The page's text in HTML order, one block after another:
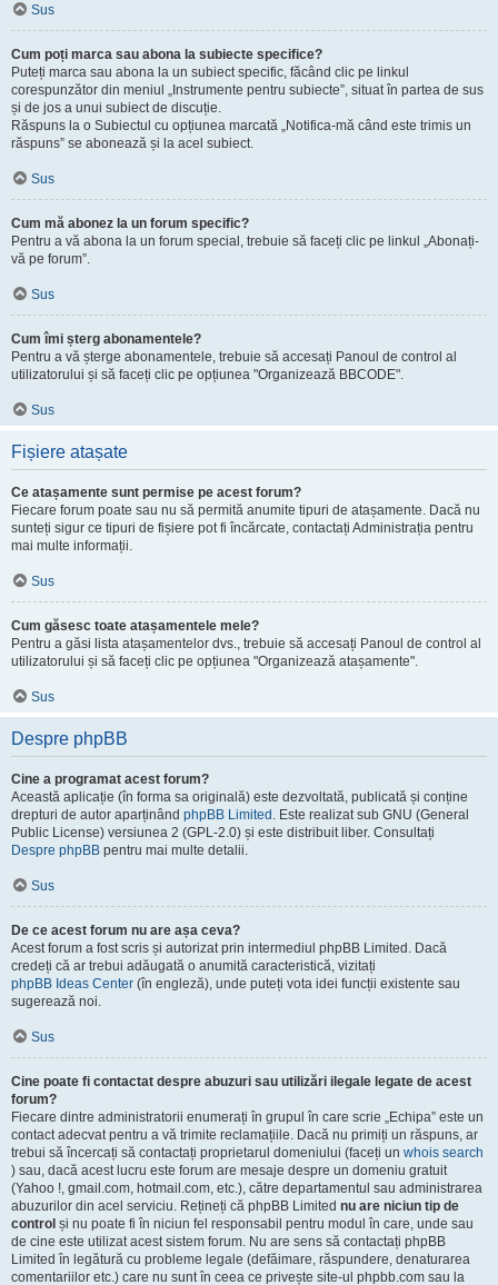
Sus
Cum poți marca sau abona la subiecte specifice?
Puteți marca sau abona la un subiect specific, făcând clic pe linkul
corespunzător din meniul „Instrumente pentru subiecte”, situat în partea de sus
și de jos a unui subiect de discuție.
Răspuns la o Subiectul cu opțiunea marcată „Notifica-mă când este trimis un
răspuns” se abonează și la acel subiect.
Sus
Cum mă abonez la un forum specific?
Pentru a vă abona la un forum special, trebuie să faceți clic pe linkul „Abonați-
vă pe forum”.
Sus
Cum îmi șterg abonamentele?
Pentru a vă șterge abonamentele, trebuie să accesați Panoul de control al
utilizatorului și să faceți clic pe opțiunea "Organizează BBCODE".
Sus
Fișiere atașate
Ce atașamente sunt permise pe acest forum?
Fiecare forum poate sau nu să permită anumite tipuri de atașamente. Dacă nu
sunteți sigur ce tipuri de fișiere pot fi încărcate, contactați Administrația pentru
mai multe informații.
Sus
Cum găsesc toate atașamentele mele?
Pentru a găsi lista atașamentelor dvs., trebuie să accesați Panoul de control al
utilizatorului și să faceți clic pe opțiunea "Organizează atașamente".
Sus
Despre phpBB
Cine a programat acest forum?
Această aplicație (în forma sa originală) este dezvoltată, publicată și conține
drepturi de autor aparținând phpBB Limited . Este realizat sub GNU (General
Public License) versiunea 2 (GPL-2.0) și este distribuit liber. Consultați
Despre phpBB pentru mai multe detalii.
Sus
De ce acest forum nu are așa ceva?
Acest forum a fost scris și autorizat prin intermediul phpBB Limited. Dacă
credeți că ar trebui adăugată o anumită caracteristică, vizitați
phpBB Ideas Center (în engleză), unde puteți vota idei funcții existente sau
sugerează noi.
Sus
Cine poate fi contactat despre abuzuri sau utilizări ilegale legate de acest
forum?
Fiecare dintre administratorii enumerați în grupul în care scrie „Echipa” este un
contact adecvat pentru a vă trimite reclamațiile. Dacă nu primiți un răspuns, ar
trebui să încercați să contactați proprietarul domeniului (faceți un whois search
) sau, dacă acest lucru este forum are mesaje despre un domeniu gratuit
(Yahoo !, gmail.com, hotmail.com, etc.), către departamentul sau administrarea
abuzurilor din acel serviciu. Rețineți că phpBB Limited nu are niciun tip de
control și nu poate fi în niciun fel responsabil pentru modul în care, unde sau
de cine este utilizat acest sistem forum. Nu are sens să contactați phpBB
Limited în legătură cu probleme legale (defăimare, răspundere, denaturarea
comentariilor etc.) care nu sunt în ceea ce privește site-ul phpbb.com sau la